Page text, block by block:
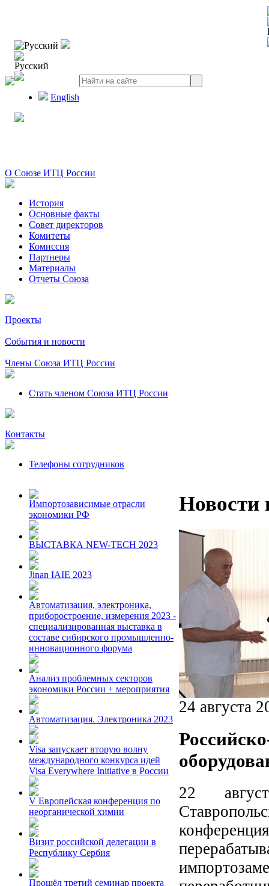
Русский
Русский
English
О Союзе ИТЦ России
История
Основные факты
Совет директоров
Комитеты
Комиссия
Партнеры
Материалы
Отчеты Союза
Проекты
События и новости
Члены Союза ИТЦ России
Стать членом Союза ИТЦ России
Контакты
Телефоны сотрудников
Импортозависимые отрасли
экономики РФ
ВЫСТАВКА NEW-TECH 2023
Jinan IAIE 2023
Автоматизация, электроника,
приборостроение, измерения 2023 -
специализированная выставка в
составе сибирского промышленно-
инновационного форума
Анализ проблемных секторов
экономики России + мероприятия
Автоматизация. Электроника 2023
Visa запускает вторую волну
международного конкурса идей
Visa Everywhere Initiative в России
V Европейская конференция по
неорганической химии
Визит российской делегации в
Республику Сербия
Прошёл третий семинар проекта
Новости
24 августа
22